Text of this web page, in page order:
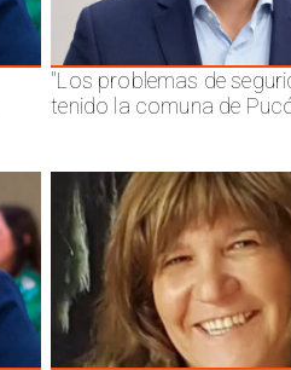
"Los problemas de
tenido la comuna de